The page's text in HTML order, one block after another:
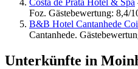
Costa de Prata Hotel & Spa
Foz. Gästebewertung: 8,4/
B&B Hotel Cantanhede
Cantanhede.
Unterkünfte in